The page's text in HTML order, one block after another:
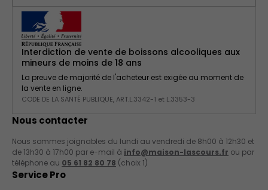
Interdiction de vente de boissons alcooliques aux
mineurs de moins de 18 ans
La preuve de majorité de l'acheteur est exigée au moment de
la vente en ligne.
CODE DE LA SANTÉ PUBLIQUE, ART.L.3342-1 et L.3353-3
Nous contacter
Nous sommes joignables du lundi au vendredi de 8h00 à 12h30 et
de 13h30 à 17h00 par e-mail à info@maison-lascours.fr ou par
téléphone au 05 61 82 80 78 (choix 1)
Service Pro